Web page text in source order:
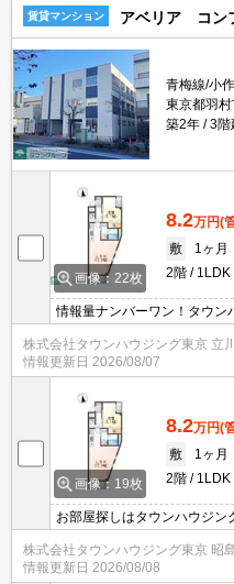
賃貸マンション アベリア コン
青梅線/小
東京都羽
築2年
3階
画像：22枚
8.2万円(
敷
1ヶ月
2階
1LDK
情報量ナンバーワン！タウン
株式会社タウンハウジング東京 立
情報更新日 2026/08/07
画像：19枚
8.2万円(
敷
1ヶ月
2階
1LDK
お部屋探しはタウンハウジン
株式会社タウンハウジング東京 昭
情報更新日 2026/08/08